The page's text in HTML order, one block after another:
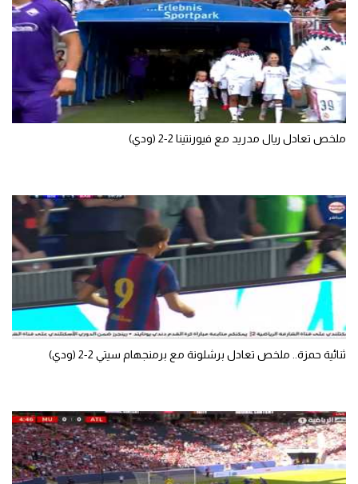
رياضات أخرى
أمم إفريقيا
كرة السلة الأمريكية
كرة سلة
كرة يد
الوطن العربي
في المونديال
رياضة نسائية
آسيا
أمريكا
ركن الألعاب
أقسام خاصة
Gamers
ميركاتو
ملخص تعادل ريال مدريد مع فيورنتينا 2-2 (ودي)
ثنائية حمزة.. ملخص تعادل برشلونة مع برمنجهام سيتي 2-2 (ودي)